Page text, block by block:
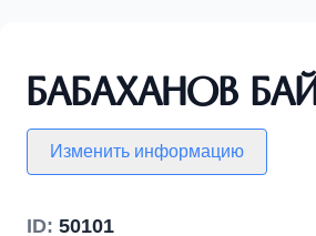
Бабаханов
Изменить информацию
ID: 50101